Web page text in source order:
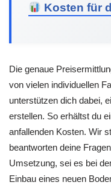
Kosten für
Die genaue
von vielen individuellen
unterstützen dich dabei,
erstellen. So erhältst du
anfallenden Kosten. Wir
beantworten deine
Umsetzung, sei es bei
Einbau eines neuen